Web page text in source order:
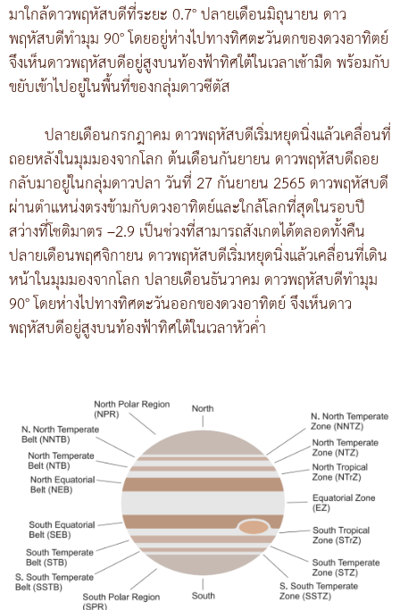
มาใกล้ดาวพฤหัสบดีที่ระยะ 0.7° ปลายเดือนมิถุนายน ดาว
พฤหัสบดีทำมุม 90° โดยอยู่ห่างไปทางทิศตะวันตกของดวงอาทิตย์
จึงเห็นดาวพฤหัสบดีอยู่สูงบนท้องฟ้าทิศใต้ในเวลาเช้ามืด พร้อมกับ
ขยับเข้าไปอยู่ในพื้นที่ของกลุ่มดาวซีตัส
ปลายเดือนกรกฎาคม ดาวพฤหัสบดีเริ่มหยุดนิ่งแล้วเคลื่อนที่
ถอยหลังในมุมมองจากโลก ต้นเดือนกันยายน ดาวพฤหัสบดีถอย
กลับมาอยู่ในกลุ่มดาวปลา วันที่ 27 กันยายน 2565 ดาวพฤหัสบดี
ผ่านตำแหน่งตรงข้ามกับดวงอาทิตย์และใกล้โลกที่สุดในรอบปี
สว่างที่โชติมาตร –2.9 เป็นช่วงที่สามารถสังเกตได้ตลอดทั้งคืน
ปลายเดือนพฤศจิกายน ดาวพฤหัสบดีเริ่มหยุดนิ่งแล้วเคลื่อนที่เดิน
หน้าในมุมมองจากโลก ปลายเดือนธันวาคม ดาวพฤหัสบดีทำมุม
90° โดยห่างไปทางทิศตะวันออกของดวงอาทิตย์ จึงเห็นดาว
พฤหัสบดีอยู่สูงบนท้องฟ้าทิศใต้ในเวลาหัวค่ำ